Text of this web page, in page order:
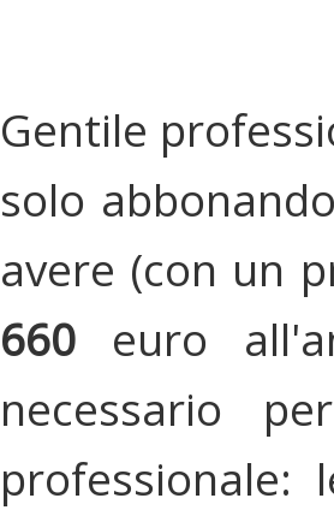
Gentile
solo
avere (con un
660 euro
necessario
professionale: